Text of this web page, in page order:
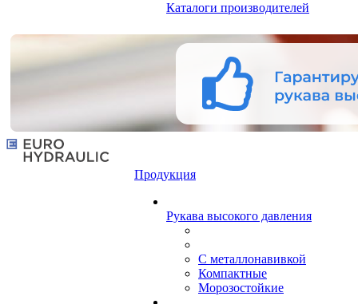
Каталоги производителей
Продукция
Рукава высокого давления
С металлонавивкой
Компактные
Морозостойкие